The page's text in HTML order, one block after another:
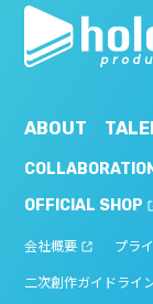
ABOUT
COLLABORATION
OFFICIAL SHOP
会社概要 プラ
二次創作ガイドライ